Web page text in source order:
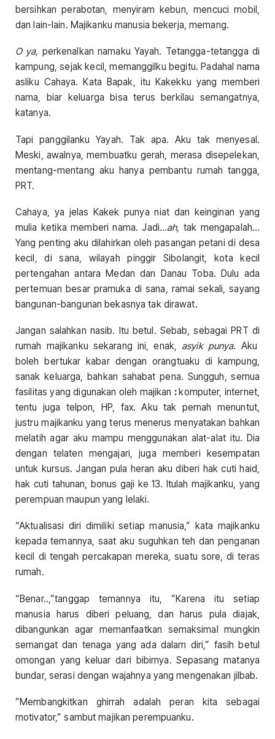
bersihkan perabotan, menyiram kebun, mencuci mobil,
dan lain-lain. Majikanku manusia bekerja, memang.
O ya, perkenalkan namaku Yayah. Tetangga-tetangga di
kampung, sejak kecil, memanggilku begitu. Padahal nama
asliku Cahaya. Kata Bapak, itu Kakekku yang memberi
nama, biar keluarga bisa terus berkilau semangatnya,
katanya.
Tapi panggilanku Yayah. Tak apa. Aku tak menyesal.
Meski, awalnya, membuatku gerah, merasa disepelekan,
mentang-mentang aku hanya pembantu rumah tangga,
PRT.
Cahaya, ya jelas Kakek punya niat dan keinginan yang
mulia ketika memberi nama. Jadi…ah, tak mengapalah…
Yang penting aku dilahirkan oleh pasangan petani di desa
kecil, di sana, wilayah pinggir Sibolangit, kota kecil
pertengahan antara Medan dan Danau Toba. Dulu ada
pertemuan besar pramuka di sana, ramai sekali, sayang
bangunan-bangunan bekasnya tak dirawat.
Jangan salahkan nasib. Itu betul. Sebab, sebagai PRT di
rumah majikanku sekarang ini, enak, asyik punya. Aku
boleh bertukar kabar dengan orangtuaku di kampung,
sanak keluarga, bahkan sahabat pena. Sungguh, semua
fasilitas yang digunakan oleh majikan :komputer, internet,
tentu juga telpon, HP, fax. Aku tak pernah menuntut,
justru majikanku yang terus menerus menyatakan bahkan
melatih agar aku mampu menggunakan alat-alat itu. Dia
dengan telaten mengajari, juga memberi kesempatan
untuk kursus. Jangan pula heran aku diberi hak cuti haid,
hak cuti tahunan, bonus gaji ke 13. Itulah majikanku, yang
perempuan maupun yang lelaki.
“Aktualisasi diri dimiliki setiap manusia,” kata majikanku
kepada temannya, saat aku suguhkan teh dan penganan
kecil di tengah percakapan mereka, suatu sore, di teras
rumah.
“Benar..,”tanggap temannya itu, ”Karena itu setiap
manusia harus diberi peluang, dan harus pula diajak,
dibangunkan agar memanfaatkan semaksimal mungkin
semangat dan tenaga yang ada dalam diri,” fasih betul
omongan yang keluar dari bibirnya. Sepasang matanya
bundar, serasi dengan wajahnya yang mengenakan jilbab.
”Membangkitkan ghirrah adalah peran kita sebagai
motivator,” sambut majikan perempuanku.